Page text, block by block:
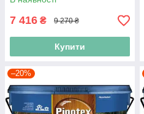
7 416 ₴ 9 270 ₴
Купити
–20%